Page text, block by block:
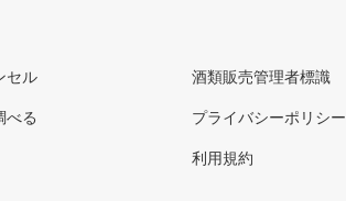
セル
べる
酒類販売管理者標識
プライバシーポリシー
利用規約